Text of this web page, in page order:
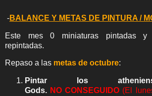
-BALANCE Y METAS DE PINTURA /
Este mes 0 miniaturas pintadas
repintadas.
Repaso a las metas de octubre:
Pintar los
Gods. NO CONSEGUIDO (El